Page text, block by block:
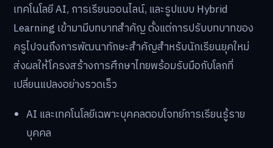
เทคโนโลยี AI, การเรียนออนไลน์, และรูปแบบ Hybrid
Learning เข้ามามีบทบาทสำคัญ ตั้งแต่การปรับบทบาทของ
ครูไปจนถึงการพัฒนาทักษะสำคัญสำหรับนักเรียนยุคใหม่
ส่งผลให้โครงสร้างการศึกษาไทยพร้อมรับมือกับโลกที่
เปลี่ยนแปลงอย่างรวดเร็ว
AI และเทคโนโลยีเฉพาะบุคคลตอบโจทย์การเรียนรู้ราย
บุคคล